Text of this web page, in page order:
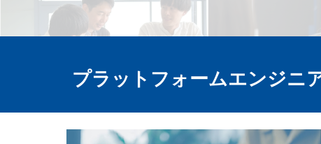
プラットフォームエンジニ